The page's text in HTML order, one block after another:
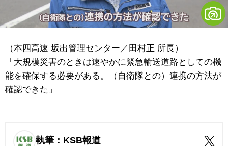
（本四高速 坂出管理センター／田村正 所長）
「大規模災害のときは速やかに緊急輸送道路としての機
能を確保する必要がある。（自衛隊との）連携の方法が
確認できた」
執筆：KSB報道